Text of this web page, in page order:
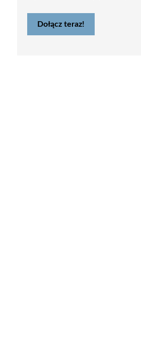
Dołącz teraz!